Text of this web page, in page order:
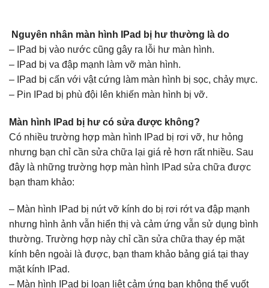
Nguyên nhân màn hình IPad bị hư thường là do
– IPad bị vào nước cũng gây ra lỗi hư màn hình.
– IPad bị va đập mạnh làm vỡ màn hình.
– IPad bị cấn với vật cứng làm màn hình bị sọc, chảy mực.
– Pin IPad bị phù đội lên khiến màn hình bị vỡ.
Màn hình IPad bị hư có sửa được không?
Có nhiều trường hợp màn hình IPad bị rơi vỡ, hư hỏng
nhưng bạn chỉ cần sửa chữa lại giá rẻ hơn rất nhiều. Sau
đây là những trường hợp màn hình IPad sửa chữa được
bạn tham khảo:
– Màn hình IPad bị nứt vỡ kính do bị rơi rớt va đập mạnh
nhưng hình ảnh vẫn hiển thị và cảm ứng vẫn sử dụng bình
thường. Trường hợp này chỉ cần sửa chữa thay ép mặt
kính bên ngoài là được, bạn tham khảo bảng giá tại thay
mặt kính IPad.
– Màn hình IPad bị loạn liệt cảm ứng bạn không thể vuốt